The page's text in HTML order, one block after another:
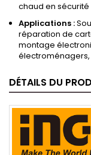
chaud en sécurité
Applications :
réparation de
montage
DÉTAILS DU